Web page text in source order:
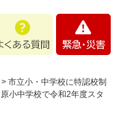
・
> 市立小・中学校に特認校制
小中学校で令和2年度スタ